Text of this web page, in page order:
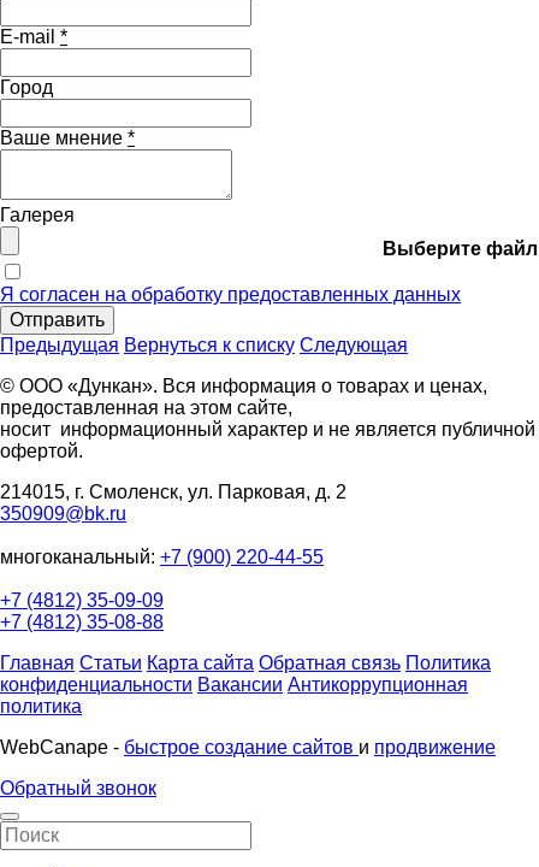
E-mail *
Город
Ваше мнение *
Галерея
Выберите файл
Я согласен на обработку предоставленных данных
Отправить
Предыдущая Вернуться к списку Следующая
© ООО «Дункан». Вся информация о товарах и ценах,
предоставленная на этом сайте,
носит информационный характер и не является публичной
офертой.
214015, г. Смоленск, ул. Парковая, д. 2
350909@bk.ru
многоканальный: +7 (900) 220-44-55
+7 (4812) 35-09-09
+7 (4812) 35-08-88
Главная Статьи Карта сайта Обратная связь Политика
конфиденциальности Вакансии Антикоррупционная
политика
WebCanape - быстрое создание сайтов и продвижение
Обратный звонок